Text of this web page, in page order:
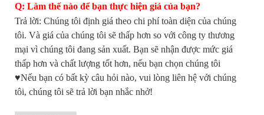
Q: Làm thế nào để bạn thực hiện giá của bạn?
Trả lời: Chúng tôi định giá theo chi phí toàn diện của chúng
tôi. Và giá của chúng tôi sẽ thấp hơn so với công ty thương
mại vì chúng tôi đang sản xuất. Bạn sẽ nhận được mức giá
thấp hơn và chất lượng tốt hơn, nếu bạn chọn chúng tôi
♥Nếu bạn có bất kỳ câu hỏi nào, vui lòng liên hệ với chúng
tôi, chúng tôi sẽ trả lời bạn nhắc nhở!